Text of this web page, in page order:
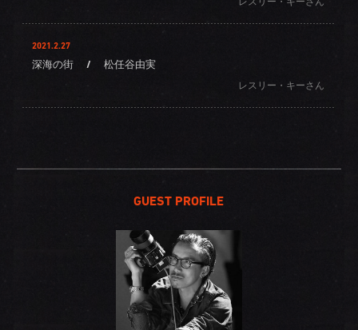
2021.2.27
深海の街 / 松任谷由実
レスリー・キーさん
GUEST PROFILE